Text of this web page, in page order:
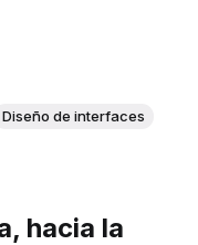
Diseño de interfaces
hacia la